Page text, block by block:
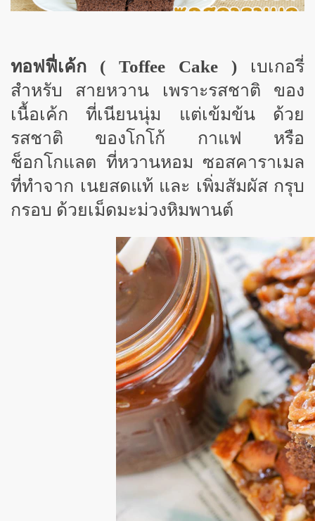
ทอฟฟี่เค้ก ( Toffee Cake ) เบเกอรี่
สำหรับ สายหวาน เพราะรสชาติ ของ
เนื้อเค้ก ที่เนียนนุ่ม แต่เข้มข้น ด้วย
รสชาติ ของโกโก้ กาแฟ หรือ
ช็อกโกแลต ที่หวานหอม ซอสคาราเมล
ที่ทำจาก เนยสดแท้ และ เพิ่มสัมผัส กรุบ
กรอบ ด้วยเม็ดมะม่วงหิมพานต์